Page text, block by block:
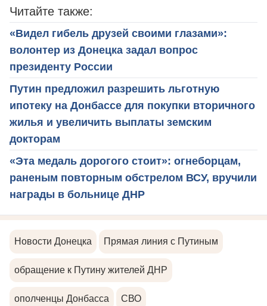
Читайте также:
«Видел гибель друзей своими глазами»:
волонтер из Донецка задал вопрос
президенту России
Путин предложил разрешить льготную
ипотеку на Донбассе для покупки вторичного
жилья и увеличить выплаты земским
докторам
«Эта медаль дорогого стоит»: огнеборцам,
раненым повторным обстрелом ВСУ, вручили
награды в больнице ДНР
Новости Донецка Прямая линия с Путиным
обращение к Путину жителей ДНР
ополченцы Донбасса СВО